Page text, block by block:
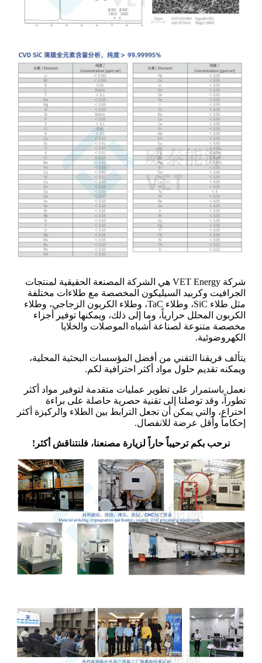
شركة VET Energy هي الشركة المصنعة الحقيقية لمنتجات
الجرافيت وكربيد السيليكون المخصصة مع طلاءات مختلفة
مثل طلاء SiC، وطلاء TaC، وطلاء الكربون الزجاجي، وطلاء
الكربون المحلل حرارياً، وما إلى ذلك، ويمكنها توفير أجزاء
مخصصة متنوعة لصناعة أشباه الموصلات والخلايا
الكهروضوئية.
يتألف فريقنا التقني من أفضل المؤسسات البحثية المحلية،
ويمكنه تقديم حلول مواد أكثر احترافية لكم.
نعمل باستمرار على تطوير عمليات متقدمة لتوفير مواد أكثر
تطوراً، وقد توصلنا إلى تقنية حصرية حاصلة على براءة
اختراع، والتي يمكن أن تجعل الترابط بين الطلاء والركيزة أكثر
إحكاماً وأقل عرضة للانفصال.
نرحب بكم ترحيباً حاراً لزيارة مصنعنا، فلنتناقش أكثر!